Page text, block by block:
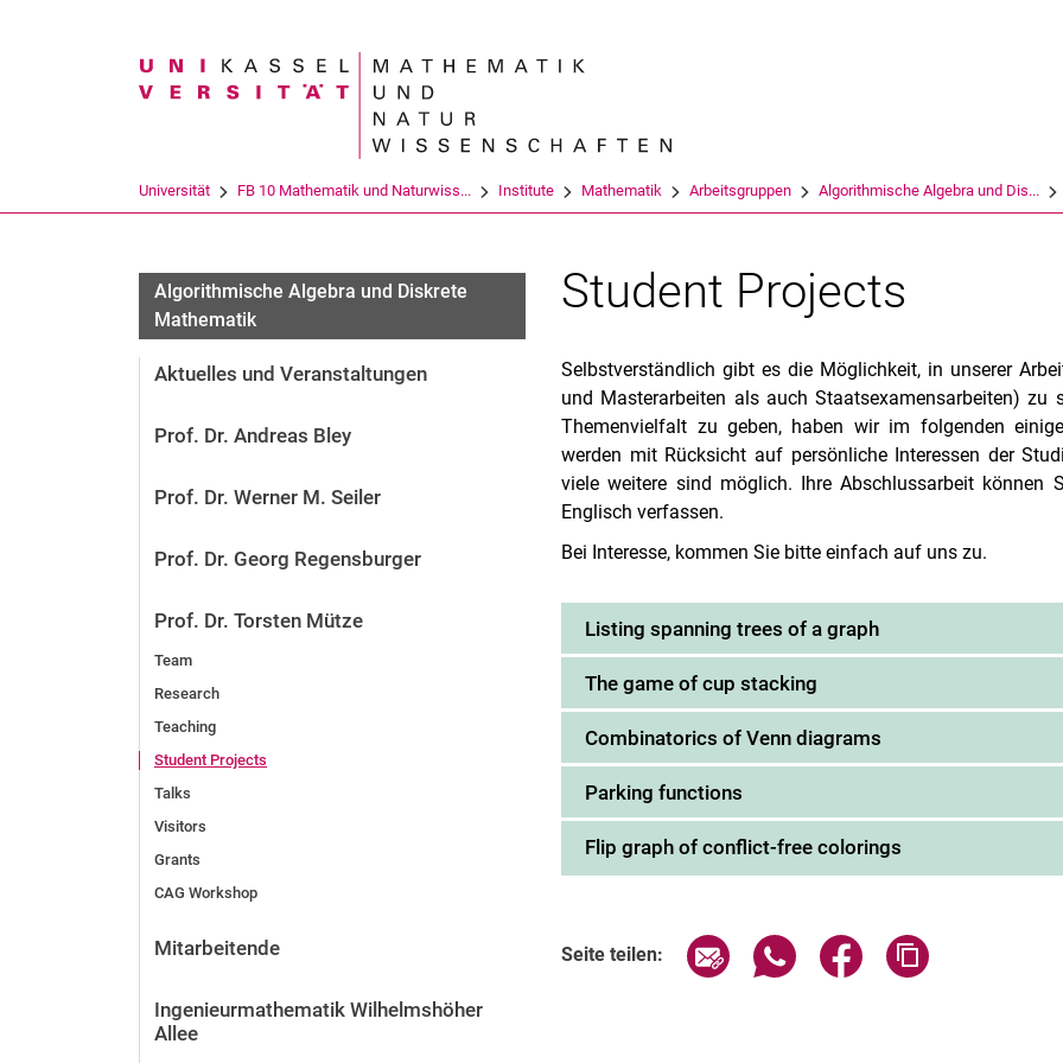
Suchbegriff
Universität FB 10 Mathematik und Naturwiss... Institute Mathematik Arbeitsgruppen Algorithmische Algebra und Dis...
Algorithmische Algebra und Diskrete
Mathematik
Aktuelles und Veranstaltungen
Prof. Dr. Andreas Bley
Prof. Dr. Werner M. Seiler
Prof. Dr. Georg Regensburger
Prof. Dr. Torsten Mütze
Team
Research
Teaching
Student Projects
Talks
Visitors
Grants
CAG Workshop
Mitarbeitende
Ingenieurmathematik Wilhelmshöher
Allee
Student Projects
Selbstverständlich gibt es die Möglichkeit, in unserer
und Masterarbeiten als auch Staatsexamensarbeiten) zu
Themenvielfalt zu geben, haben wir im folgenden
werden mit Rücksicht auf persönliche Interessen der
viele weitere sind möglich. Ihre Abschlussarbeit
Englisch verfassen.
Bei Interesse, kommen Sie bitte einfach auf uns zu.
Listing spanning trees of a graph
The game of cup stacking
Combinatorics of Venn diagrams
Parking functions
Flip graph of conflict-free colorings
Seite teilen: Seite über E-Mail teilen
Seite über WhatsApp teilen
Seite über Facebook